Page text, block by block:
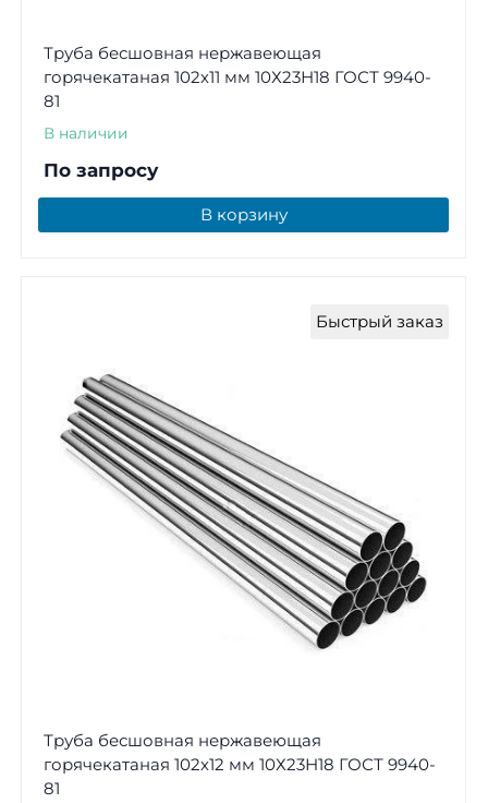
Труба бесшовная нержавеющая
горячекатаная 102х11 мм 10Х23Н18 ГОСТ 9940-
81
В наличии
По запросу
В корзину
Быстрый заказ
Труба бесшовная нержавеющая
горячекатаная 102х12 мм 10Х23Н18 ГОСТ 9940-
81